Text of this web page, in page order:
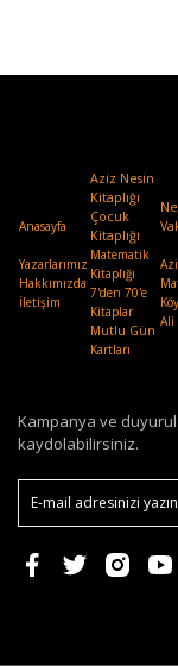
Anasayfa
Yazarlarımız
Hakkımızda
İletişim
Aziz Nesin
Kitaplığı
Çocuk
Kitaplığı
Matematik
Kitaplığı
7'den 70'e
Kitaplar
Mutlu Gün
Kartları
Ali
Kampanya ve
kaydolabilirsiniz.